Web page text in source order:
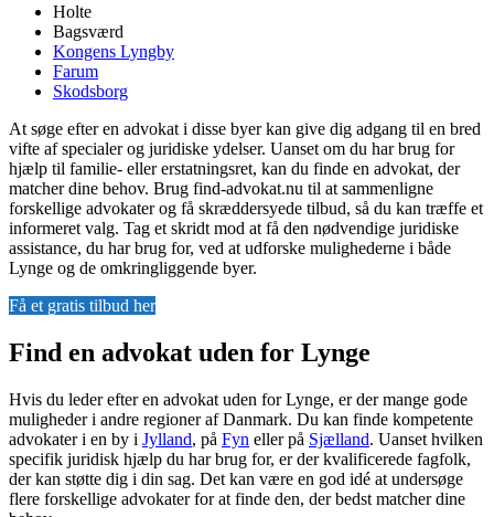
Holte
Bagsværd
Kongens Lyngby
Farum
Skodsborg
At søge efter en advokat i disse byer kan give dig adgang til en bred
vifte af specialer og juridiske ydelser. Uanset om du har brug for
hjælp til familie- eller erstatningsret, kan du finde en advokat, der
matcher dine behov. Brug find-advokat.nu til at sammenligne
forskellige advokater og få skræddersyede tilbud, så du kan træffe et
informeret valg. Tag et skridt mod at få den nødvendige juridiske
assistance, du har brug for, ved at udforske mulighederne i både
Lynge og de omkringliggende byer.
Få et gratis tilbud her
Find en advokat uden for Lynge
Hvis du leder efter en advokat uden for Lynge, er der mange gode
muligheder i andre regioner af Danmark. Du kan finde kompetente
advokater i en by i Jylland, på Fyn eller på Sjælland. Uanset hvilken
specifik juridisk hjælp du har brug for, er der kvalificerede fagfolk,
der kan støtte dig i din sag. Det kan være en god idé at undersøge
flere forskellige advokater for at finde den, der bedst matcher dine